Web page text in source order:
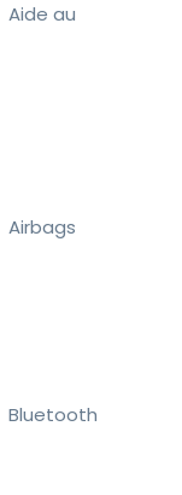
Aide au
Airbags
Bluetooth